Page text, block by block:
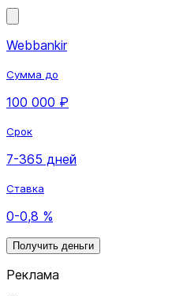
Webbankir
Сумма до
100 000 ₽
Срок
7-365 дней
Ставка
0-0,8 %
Получить деньги
Реклама